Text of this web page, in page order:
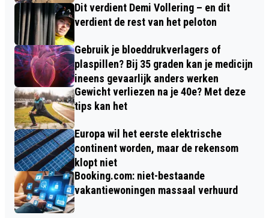
Dit verdient Demi Vollering – en dit
verdient de rest van het peloton
Gebruik je bloeddrukverlagers of
plaspillen? Bij 35 graden kan je medicijn
ineens gevaarlijk anders werken
Gewicht verliezen na je 40e? Met deze
tips kan het
Europa wil het eerste elektrische
continent worden, maar de rekensom
klopt niet
Booking.com: niet-bestaande
vakantiewoningen massaal verhuurd